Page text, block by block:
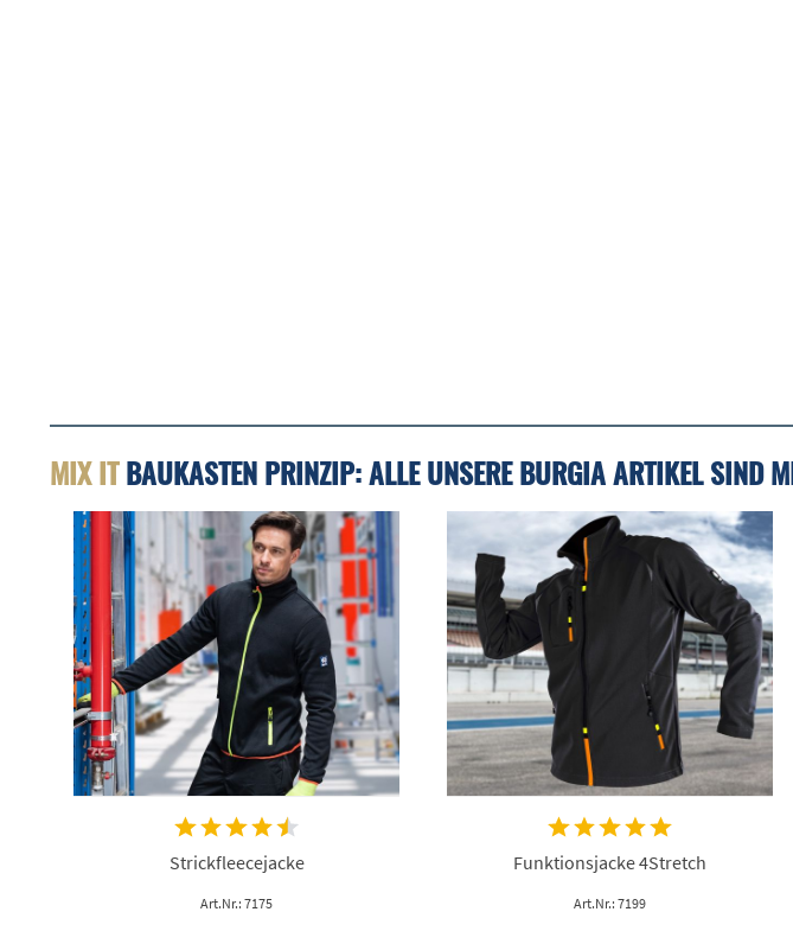
MIX ITBAUKASTEN PRINZIP: ALLE UNSERE BURGIA ARTIKEL SIND
Strickfleecejacke
Art.Nr.: 7175
Funktionsjacke 4Stretch
Art.Nr.: 7199